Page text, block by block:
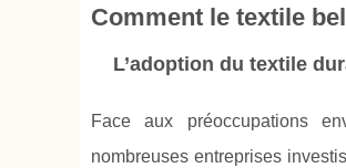
Comment le textile
L’adoption du textile
Face aux préoccupations
nombreuses entreprises